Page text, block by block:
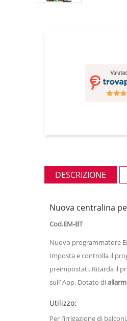
DESCRIZIONE
Nuova centralina
Cod.EM-BT
Nuovo programmatore
Imposta e controlla il
preimpostati. Ritarda il
sull’ App. Dotato di
Utilizzo:
Per l’irrigazione di